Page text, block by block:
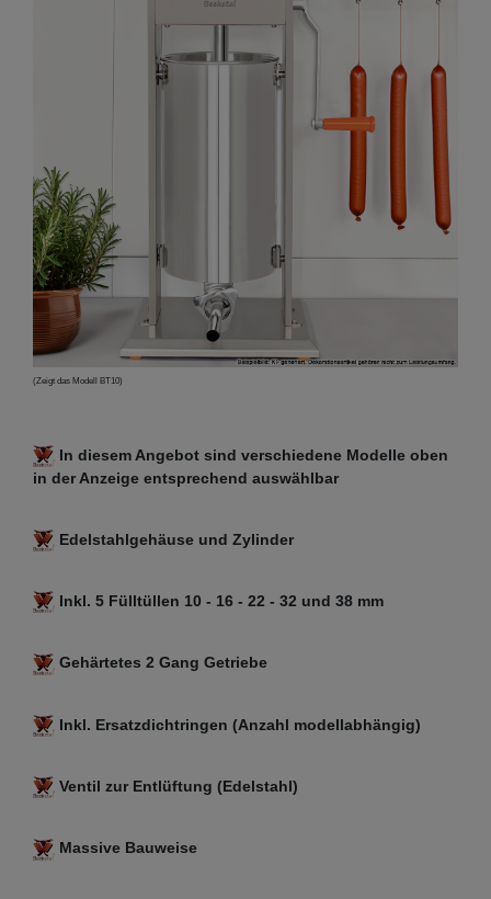
(Zeigt das Modell BT10)
In diesem Angebot sind verschiedene Modelle oben
in der Anzeige entsprechend auswählbar
Edelstahlgehäuse und Zylinder
Inkl. 5 Fülltüllen 10 - 16 - 22 - 32 und 38 mm
Gehärtetes 2 Gang Getriebe
Inkl. Ersatzdichtringen (Anzahl modellabhängig)
Ventil zur Entlüftung (Edelstahl)
Massive Bauweise